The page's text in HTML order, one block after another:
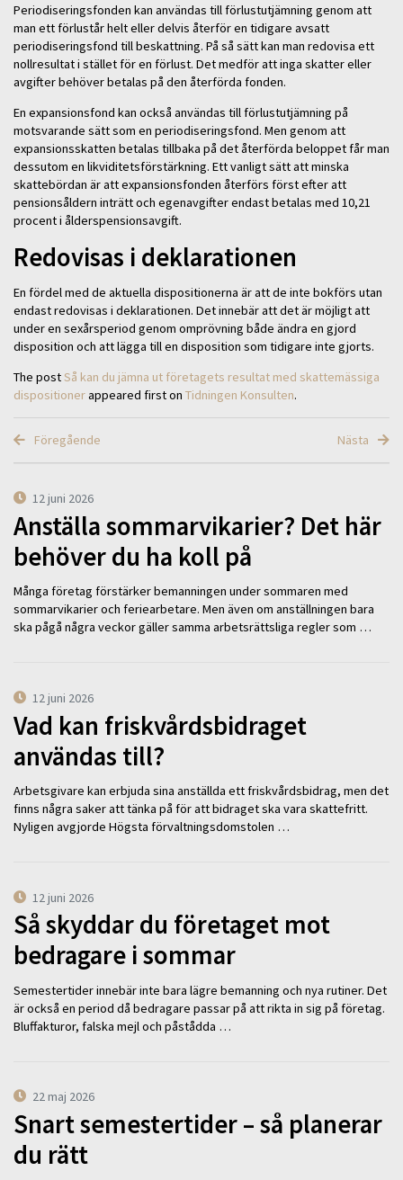
Periodiseringsfonden kan användas till förlustutjämning genom att
man ett förlustår helt eller delvis återför en tidigare avsatt
periodiseringsfond till beskattning. På så sätt kan man redovisa ett
nollresultat i stället för en förlust. Det medför att inga skatter eller
avgifter behöver betalas på den återförda fonden.
En expansionsfond kan också användas till förlustutjämning på
motsvarande sätt som en periodiseringsfond. Men genom att
expansionsskatten betalas tillbaka på det återförda beloppet får man
dessutom en likviditetsförstärkning. Ett vanligt sätt att minska
skattebördan är att expansionsfonden återförs först efter att
pensionsåldern inträtt och egenavgifter endast betalas med 10,21
procent i ålderspensionsavgift.
Redovisas i deklarationen
En fördel med de aktuella dispositionerna är att de inte bokförs utan
endast redovisas i deklarationen. Det innebär att det är möjligt att
under en sexårsperiod genom omprövning både ändra en gjord
disposition och att lägga till en disposition som tidigare inte gjorts.
The postSå kan du jämna ut företagets resultat med skattemässiga
dispositionerappeared first on Tidningen Konsulten.
Föregående Nästa
12 juni 2026
Anställa sommarvikarier? Det här
behöver du ha koll på
Många företag förstärker bemanningen under sommaren med
sommarvikarier och feriearbetare. Men även om anställningen bara
ska pågå några veckor gäller samma arbetsrättsliga regler som …
12 juni 2026
Vad kan friskvårdsbidraget
användas till?
Arbetsgivare kan erbjuda sina anställda ett friskvårdsbidrag, men det
finns några saker att tänka på för att bidraget ska vara skattefritt.
Nyligen avgjorde Högsta förvaltningsdomstolen …
12 juni 2026
Så skyddar du företaget mot
bedragare i sommar
Semestertider innebär inte bara lägre bemanning och nya rutiner. Det
är också en period då bedragare passar på att rikta in sig på företag.
Bluffakturor, falska mejl och påstådda …
22 maj 2026
Snart semestertider – så planerar
du rätt